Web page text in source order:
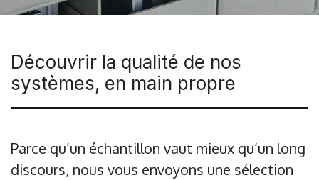
Découvrir la qualité de nos
systèmes, en main propre
Parce qu’un échantillon vaut mieux qu’un long
discours, nous vous envoyons une sélection